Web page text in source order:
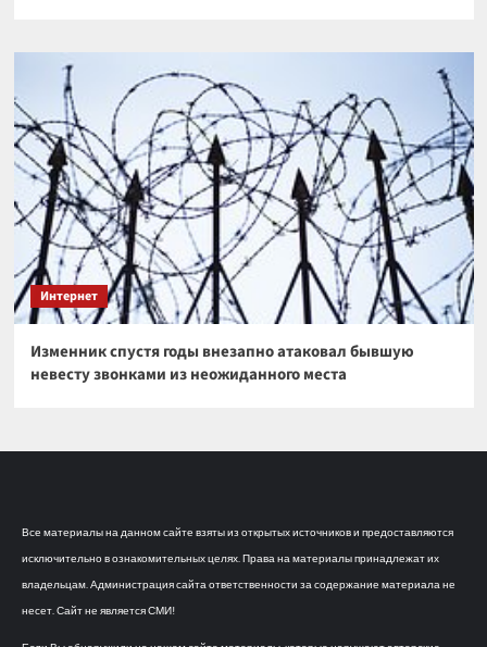
Интернет
Изменник спустя годы внезапно атаковал бывшую
невесту звонками из неожиданного места
Все материалы на данном сайте взяты из открытых источников и предоставляются
исключительно в ознакомительных целях. Права на материалы принадлежат их
владельцам. Администрация сайта ответственности за содержание материала не
несет. Сайт не является СМИ!